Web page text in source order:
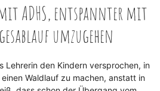
ADHS, entspannter mit
umzugehen
Lehrerin den Kindern versprochen, in
Waldlauf zu machen, anstatt in